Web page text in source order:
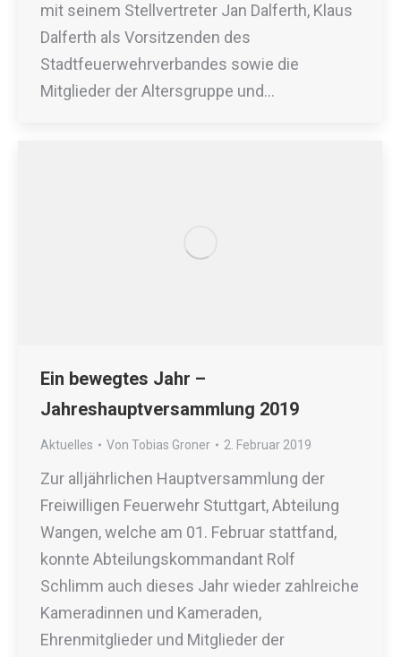
mit seinem Stellvertreter Jan Dalferth, Klaus
Dalferth als Vorsitzenden des
Stadtfeuerwehrverbandes sowie die
Mitglieder der Altersgruppe und…
Ein bewegtes Jahr –
Jahreshauptversammlung 2019
Aktuelles Von Tobias Groner 2. Februar 2019
Zur alljährlichen Hauptversammlung der
Freiwilligen Feuerwehr Stuttgart, Abteilung
Wangen, welche am 01. Februar stattfand,
konnte Abteilungskommandant Rolf
Schlimm auch dieses Jahr wieder zahlreiche
Kameradinnen und Kameraden,
Ehrenmitglieder und Mitglieder der